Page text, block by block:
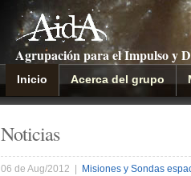
Agrupación para el Impulso y
Inicio Acerca del grupo
Noticias
06 de Aug/2012 | Misiones y Sondas